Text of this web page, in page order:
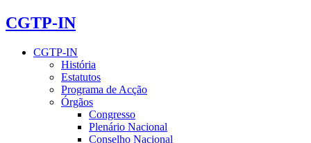
CGTP-IN
CGTP-IN
História
Estatutos
Programa de Acção
Órgãos
Congresso
Plenário Nacional
Conselho Nacional